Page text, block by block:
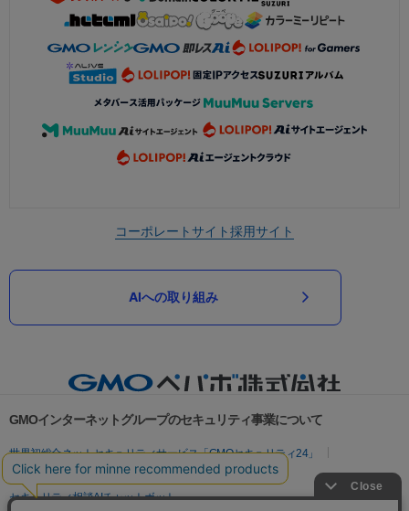
コーポレートサイト採用サイト
AIへの取り組み
GMOインターネットグループのセキュリティ事業について
世界初総合ネットセキュリティサービス「GMOセキュリティ24」
パスワード漏洩診断
Webサイトリスク診断
セキュリティ相談AIチャットボット